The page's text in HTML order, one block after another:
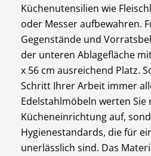
Küchenutensilien wie
oder Messer aufbewahren.
Gegenstände und
der unteren Ablagefläche
x 56 cm ausreichend Platz.
Schritt Ihrer Arbeit immer
Edelstahlmöbeln werten
Kücheneinrichtung auf,
Hygienestandards, die für
unerlässlich sind. Das